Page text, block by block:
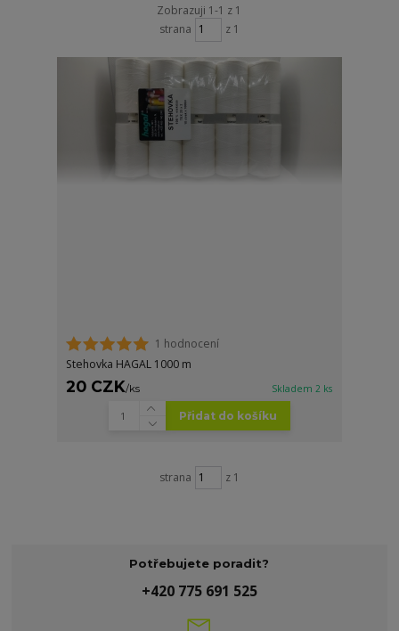
Zobrazuji 1-1 z 1
strana
z 1
1 hodnocení
Stehovka HAGAL 1000 m
20 CZK/ks Skladem 2 ks
Přidat do košíku
strana z 1
Potřebujete poradit?
+420 775 691 525